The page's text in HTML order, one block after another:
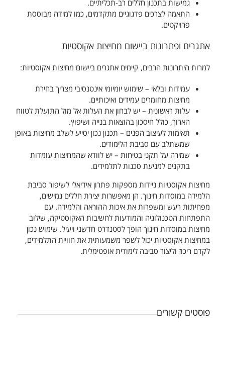
גמישות בתכנון חללים רב-תכליתיים.
התאמה לצרכים פדגוגיים מתקדמים, כמו למידה מבוססת
פרויקטים.
אתגרים ופתרונות ביישום מחיצות אקוסטיות
למרות היתרונות הרבים, קיימים אתגרים ביישום מחיצות אקוסטיות:
עמידות ובלאי – שימוש יומיומי אינטנסיבי מצריך בחירת
מחיצות מחומרים עמידים ואיכותיים.
עלות ראשונית – יש לבחון את העלות אל מול התועלת לטווח
הארוך, כולל חיסכון בהוצאות בנייה ושיפוץ.
תאימות לעיצוב הפנים – תכנון נכון יסייע לשלב מחיצות באופן
שמשתלב עם סביבת הלימודים.
שמירה על תקני בטיחות – יש לוודא שהמחיצות עומדות
בתקנים למניעת סכנות לתלמידים.
מחיצות אקוסטיות ניידות מספקות פתרון אידיאלי לשיפור סביבת
הלמידה במוסדות חינוך. הן מאפשרות יצירת חללים גמישים,
מפחיתות רעש ומשפרות את איכות ההוראה והלמידה. עם
התפתחות הטכנולוגיה והמודעות לחשיבות האקוסטיקה, שילוב
מחיצות במוסדות חינוך הופך לסטנדרט חדשני ויעיל. שימוש נכון
במחיצות אקוסטיות יכול לשפר משמעותית את חוויית התלמידים,
לקדם ריכוז וליצור סביבה לימודית אופטימלית.
פוסטים קשורים